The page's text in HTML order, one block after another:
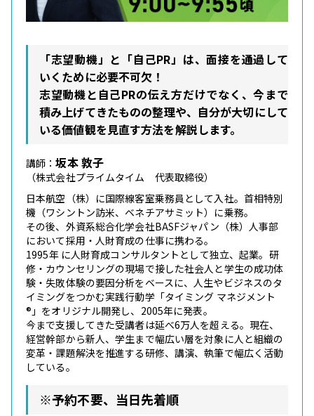
「志望動機」と「自己PR」は、面接を通過して
いくために必要不可欠！
志望動機と自己PRの伝え方だけでなく、今まで
積み上げてきたものの整理や、自分が大切にして
いる価値観を見直す方法を解説します。
講師：坂本 敦子
（株式会社プライムタイム 代表取締役）
日本航空（株）に国際線客室乗務員として入社。首相特別
機（ワシントン訪米、ベネチアサミット）に乗務。
その後、外資系総合化学会社BASFジャパン（株）人事部
において採用・人財育成の仕事に携わる。
1995年 に人財育成コンサルタントとして独立、起業。研
修・カウンセリングの現場で接した社会人と学生の成功体
験・失敗体験の要因分析をベースに、人生やビジネスのタ
イミングをつかむ実践行動学「タイミング マネジメント
®」をオリジナル開発し、2005年に発表。
今まで支援してきた受講者は延べ6万人を超える。現在、
経営幹部から新人、学生まで幅広い層を対象に人と組織の
変革・課題解決を推進する研修、講演、執筆で幅広く活動
している。
※予約不要、当日先着順